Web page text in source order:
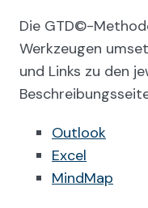
Die GTD©-
Werkzeugen
und Links zu den
Outlook
Excel
MindMap